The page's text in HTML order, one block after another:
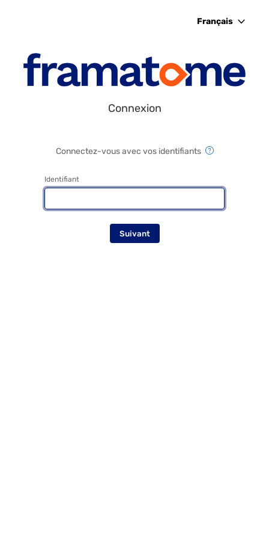
Français
Connexion
Connectez-vous avec vos identifiants
Identifiant
Suivant